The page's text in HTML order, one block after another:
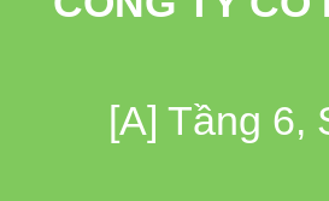
[A] Tầng 6,